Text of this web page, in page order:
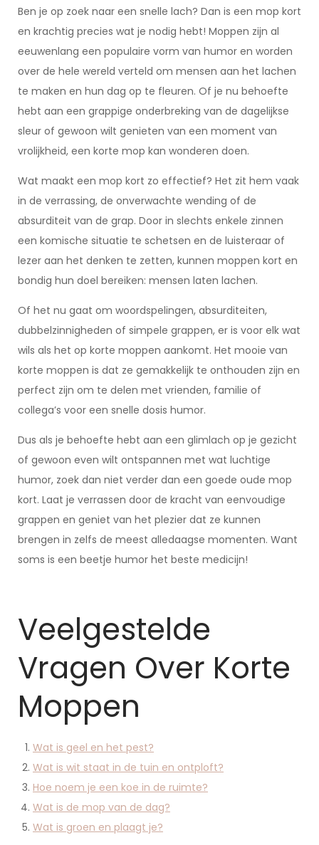
Ben je op zoek naar een snelle lach? Dan is een mop kort
en krachtig precies wat je nodig hebt! Moppen zijn al
eeuwenlang een populaire vorm van humor en worden
over de hele wereld verteld om mensen aan het lachen
te maken en hun dag op te fleuren. Of je nu behoefte
hebt aan een grappige onderbreking van de dagelijkse
sleur of gewoon wilt genieten van een moment van
vrolijkheid, een korte mop kan wonderen doen.
Wat maakt een mop kort zo effectief? Het zit hem vaak
in de verrassing, de onverwachte wending of de
absurditeit van de grap. Door in slechts enkele zinnen
een komische situatie te schetsen en de luisteraar of
lezer aan het denken te zetten, kunnen moppen kort en
bondig hun doel bereiken: mensen laten lachen.
Of het nu gaat om woordspelingen, absurditeiten,
dubbelzinnigheden of simpele grappen, er is voor elk wat
wils als het op korte moppen aankomt. Het mooie van
korte moppen is dat ze gemakkelijk te onthouden zijn en
perfect zijn om te delen met vrienden, familie of
collega’s voor een snelle dosis humor.
Dus als je behoefte hebt aan een glimlach op je gezicht
of gewoon even wilt ontspannen met wat luchtige
humor, zoek dan niet verder dan een goede oude mop
kort. Laat je verrassen door de kracht van eenvoudige
grappen en geniet van het plezier dat ze kunnen
brengen in zelfs de meest alledaagse momenten. Want
soms is een beetje humor het beste medicijn!
Veelgestelde
Vragen Over Korte
Moppen
Wat is geel en het pest?
Wat is wit staat in de tuin en ontploft?
Hoe noem je een koe in de ruimte?
Wat is de mop van de dag?
Wat is groen en plaagt je?